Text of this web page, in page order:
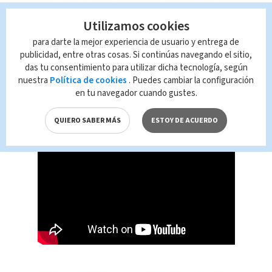
No veas la tele ni comas en ella
busca otro lugar para relajarte o leer y
no te lleves trabajo a la cama.
Asegúrate de que tu cama y tu
colchón son confortables. En caso
contrario,sustitúyelos.
Utilizamos cookies
para darte la mejor experiencia de usuario y entrega de
publicidad, entre otras cosas. Si continúas navegando el sitio,
das tu consentimiento para utilizar dicha tecnología, según
nuestra Política de cookies . Puedes cambiar la configuración
en tu navegador cuando gustes.
QUIERO SABER MÁS ESTOY DE ACUERDO